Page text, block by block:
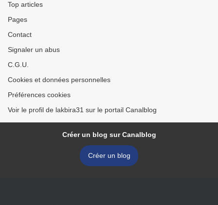
Top articles
Pages
Contact
Signaler un abus
C.G.U.
Cookies et données personnelles
Préférences cookies
Voir le profil de lakbira31 sur le portail Canalblog
Créer un blog sur Canalblog
Créer un blog